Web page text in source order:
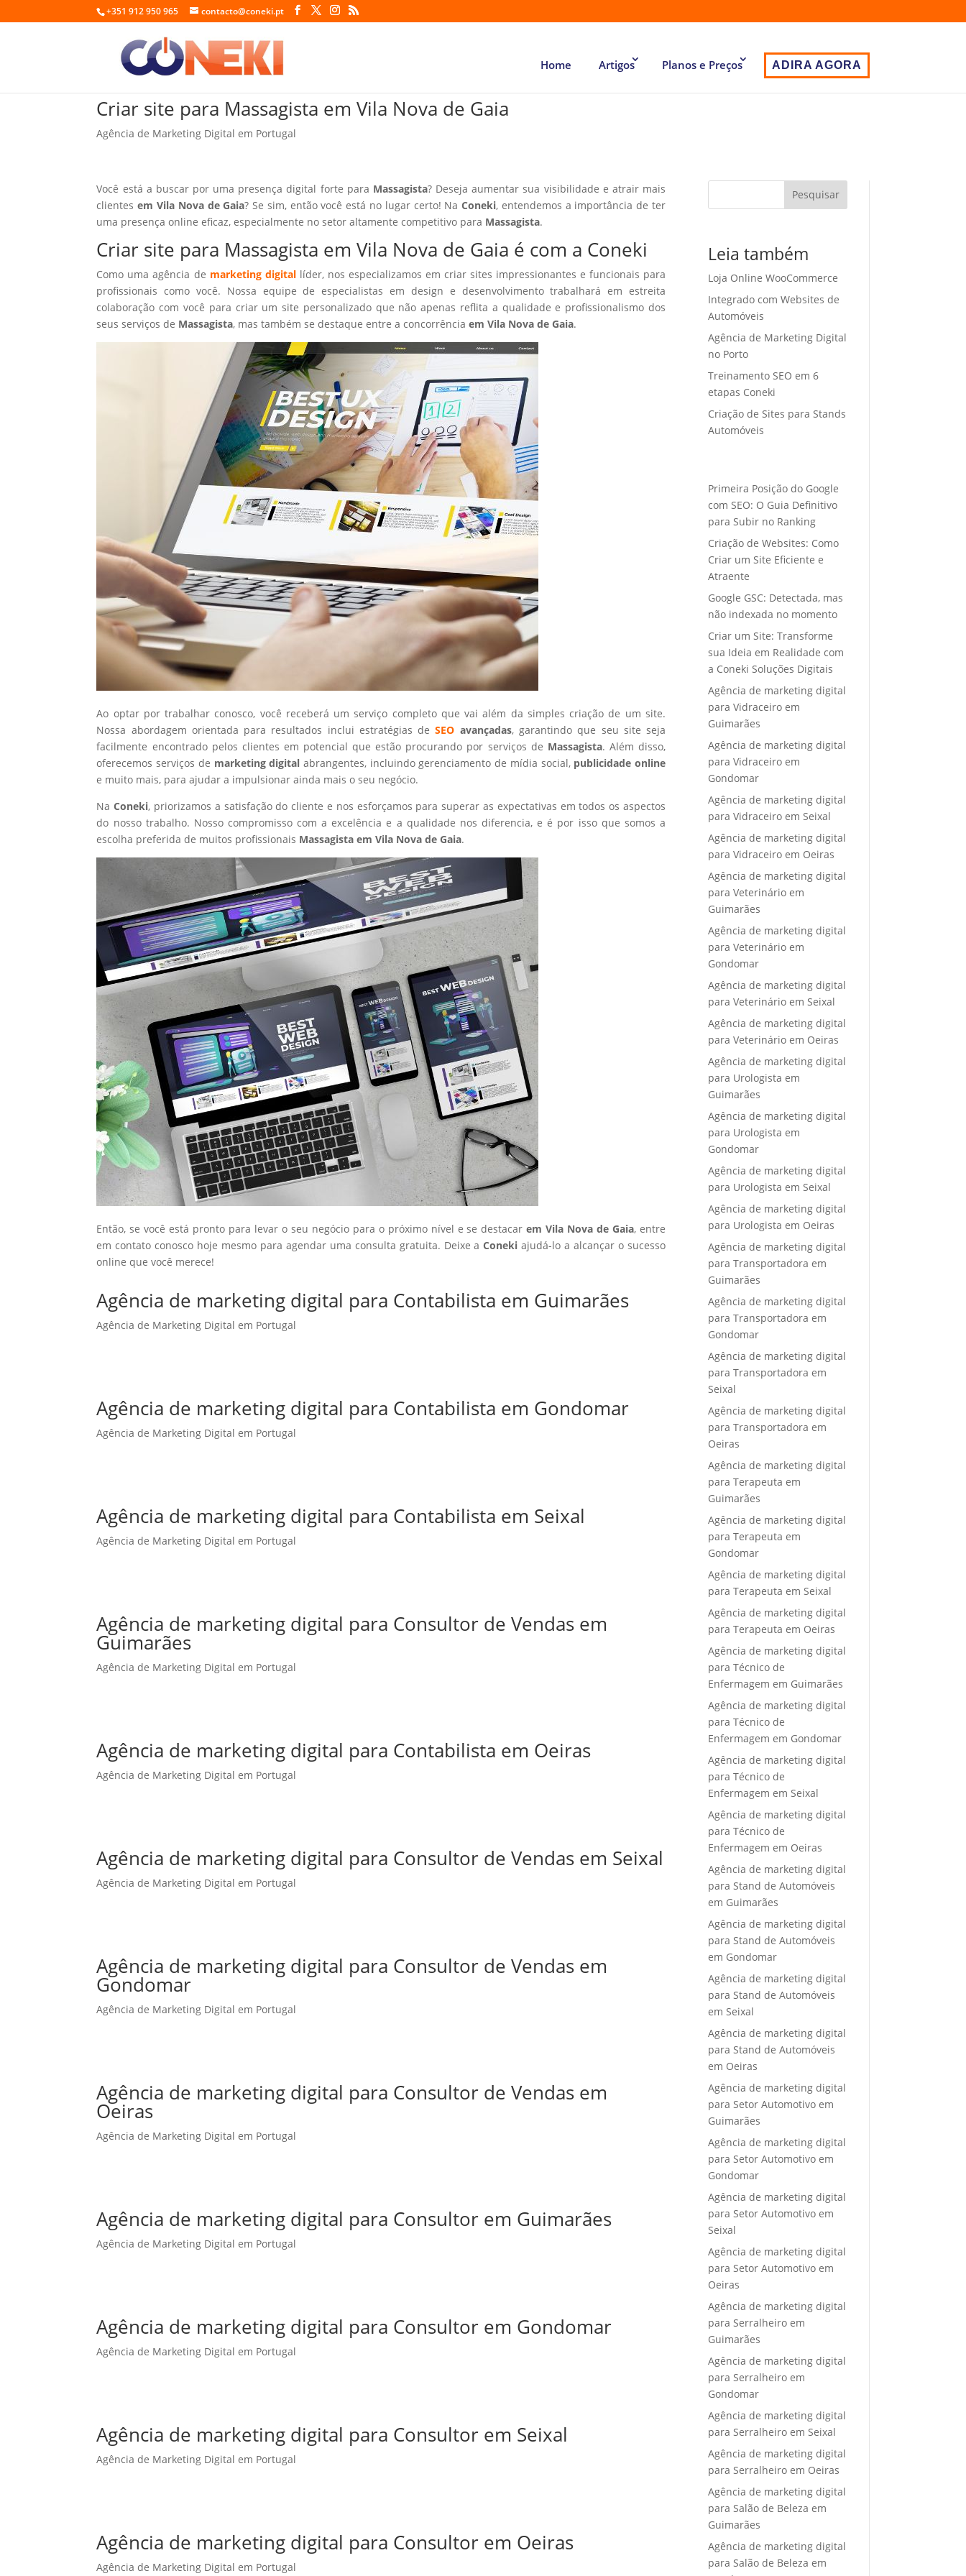
+351 912 950 965 contacto@coneki.pt
Home Artigos Planos e Preços ADIRA AGORA
Criar site para Massagista em Vila Nova de Gaia
Agência de Marketing Digital em Portugal
Você está a buscar por uma presença digital forte para Massagista? Deseja aumentar sua visibilidade e atrair mais
clientesem Vila Nova de Gaia? Se sim, então você está no lugar certo! NaConeki, entendemos a importância de ter
uma presença online eficaz, especialmente no setor altamente competitivo para Massagista.
Criar site para Massagista em Vila Nova de Gaia é com a Coneki
Como uma agência de marketing digitallíder, nos especializamos em criar sites impressionantes e funcionais para
profissionais como você. Nossa equipe de especialistas em design e desenvolvimento trabalhará em estreita
colaboração com você para criar um site personalizado que não apenas reflita a qualidade e profissionalismo dos
seus serviços de Massagista, mas também se destaque entre a concorrênciaem Vila Nova de Gaia.
Ao optar por trabalhar conosco, você receberá um serviço completo que vai além da simples criação de um site.
Nossa abordagem orientada para resultados inclui estratégias deSEO avançadas, garantindo que seu site seja
facilmente encontrado pelos clientes em potencial que estão procurando por serviços de Massagista. Além disso,
oferecemos serviços de marketing digital abrangentes, incluindo gerenciamento de mídia social, publicidade online
e muito mais, para ajudar a impulsionar ainda mais o seu negócio.
NaConeki, priorizamos a satisfação do cliente e nos esforçamos para superar as expectativas em todos os aspectos
do nosso trabalho. Nosso compromisso com a excelência e a qualidade nos diferencia, e é por isso que somos a
escolha preferida de muitos profissionais Massagista em Vila Nova de Gaia.
Então, se você está pronto para levar o seu negócio para o próximo nível e se destacarem Vila Nova de Gaia, entre
em contato conosco hoje mesmo para agendar uma consulta gratuita. Deixe aConeki ajudá-lo a alcançar o sucesso
online que você merece!
Agência de marketing digital para Contabilista em Guimarães
Agência de Marketing Digital em Portugal
Agência de marketing digital para Contabilista em Gondomar
Agência de Marketing Digital em Portugal
Agência de marketing digital para Contabilista em Seixal
Agência de Marketing Digital em Portugal
Agência de marketing digital para Consultor de Vendas em
Guimarães
Agência de Marketing Digital em Portugal
Agência de marketing digital para Contabilista em Oeiras
Agência de Marketing Digital em Portugal
Agência de marketing digital para Consultor de Vendas em Seixal
Agência de Marketing Digital em Portugal
Agência de marketing digital para Consultor de Vendas em
Gondomar
Agência de Marketing Digital em Portugal
Agência de marketing digital para Consultor de Vendas em
Oeiras
Agência de Marketing Digital em Portugal
Agência de marketing digital para Consultor em Guimarães
Agência de Marketing Digital em Portugal
Agência de marketing digital para Consultor em Gondomar
Agência de Marketing Digital em Portugal
Agência de marketing digital para Consultor em Seixal
Agência de Marketing Digital em Portugal
Agência de marketing digital para Consultor em Oeiras
Agência de Marketing Digital em Portugal
Pesquisar
Leia também
Loja Online WooCommerce
Integrado com Websites de
Automóveis
Agência de Marketing Digital
no Porto
Treinamento SEO em 6
etapas Coneki
Criação de Sites para Stands
Automóveis
Primeira Posição do Google
com SEO: O Guia Definitivo
para Subir no Ranking
Criação de Websites: Como
Criar um Site Eficiente e
Atraente
Google GSC: Detectada, mas
não indexada no momento
Criar um Site: Transforme
sua Ideia em Realidade com
a Coneki Soluções Digitais
Agência de marketing digital
para Vidraceiro em
Guimarães
Agência de marketing digital
para Vidraceiro em
Gondomar
Agência de marketing digital
para Vidraceiro em Seixal
Agência de marketing digital
para Vidraceiro em Oeiras
Agência de marketing digital
para Veterinário em
Guimarães
Agência de marketing digital
para Veterinário em
Gondomar
Agência de marketing digital
para Veterinário em Seixal
Agência de marketing digital
para Veterinário em Oeiras
Agência de marketing digital
para Urologista em
Guimarães
Agência de marketing digital
para Urologista em
Gondomar
Agência de marketing digital
para Urologista em Seixal
Agência de marketing digital
para Urologista em Oeiras
Agência de marketing digital
para Transportadora em
Guimarães
Agência de marketing digital
para Transportadora em
Gondomar
Agência de marketing digital
para Transportadora em
Seixal
Agência de marketing digital
para Transportadora em
Oeiras
Agência de marketing digital
para Terapeuta em
Guimarães
Agência de marketing digital
para Terapeuta em
Gondomar
Agência de marketing digital
para Terapeuta em Seixal
Agência de marketing digital
para Terapeuta em Oeiras
Agência de marketing digital
para Técnico de
Enfermagem em Guimarães
Agência de marketing digital
para Técnico de
Enfermagem em Gondomar
Agência de marketing digital
para Técnico de
Enfermagem em Seixal
Agência de marketing digital
para Técnico de
Enfermagem em Oeiras
Agência de marketing digital
para Stand de Automóveis
em Guimarães
Agência de marketing digital
para Stand de Automóveis
em Gondomar
Agência de marketing digital
para Stand de Automóveis
em Seixal
Agência de marketing digital
para Stand de Automóveis
em Oeiras
Agência de marketing digital
para Setor Automotivo em
Guimarães
Agência de marketing digital
para Setor Automotivo em
Gondomar
Agência de marketing digital
para Setor Automotivo em
Seixal
Agência de marketing digital
para Setor Automotivo em
Oeiras
Agência de marketing digital
para Serralheiro em
Guimarães
Agência de marketing digital
para Serralheiro em
Gondomar
Agência de marketing digital
para Serralheiro em Seixal
Agência de marketing digital
para Serralheiro em Oeiras
Agência de marketing digital
para Salão de Beleza em
Guimarães
Agência de marketing digital
para Salão de Beleza em